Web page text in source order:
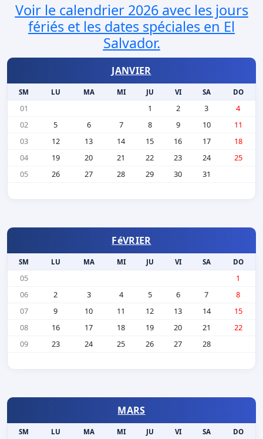
Voir le calendrier 2026 avec les jours
fériés et les dates spéciales en El
Salvador.
JANVIER
SM LU MA MI JU VI SA DO
01 1 2 3
4
02
5 6 7 8 9 10
11
03
12 13 14 15 16 17
18
04
19 20 21 22 23 24
25
05
26 27 28 29 30 31
FéVRIER
SM LU MA MI JU VI SA DO
05
1
06
2 3 4 5 6 7
8
07
9 10 11 12 13 14
15
08
16 17 18 19 20 21
22
09
23 24 25 26 27 28
MARS
SM LU MA MI JU VI SA DO